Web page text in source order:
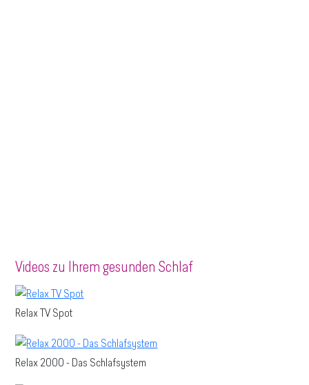
Videos zu Ihrem gesunden Schlaf
Relax TV Spot
Relax 2000 - Das Schlafsystem